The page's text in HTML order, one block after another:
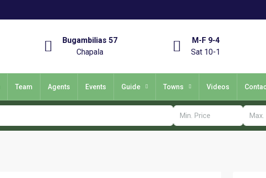
Bugambilias 57
Chapala
M-F 9-4
Sat 10-1
Team Agents Events Guide Towns Videos